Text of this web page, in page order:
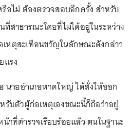
อไม่ ต้องตรวจสอบอีกครั้ง สำหรับ
สาธารณะโดยที่ไม่ได้อยู่ในระหว่าง
หตุสะเทือนขวัญในลักษณะดังกล่าว
แรง
นายอำเภอหาดใหญ่ ได้สั่งให้ออก
รับตัวผู้ก่อเหตุเองขณะนี้ก็ถือว่าอยู่
าที่ตำรวจเรียบร้อยแล้ว ตนในฐานะ